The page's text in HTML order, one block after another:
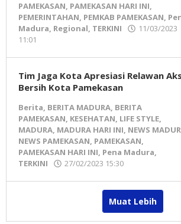
PAMEKASAN, PAMEKASAN HARI INI,
PEMERINTAHAN, PEMKAB PAMEKASAN,
Madura, Regional, TERKINI
11/03/2023
11:01
Tim Jaga Kota Apresiasi Relawan
Bersih Kota Pamekasan
Berita, BERITA MADURA, BERITA
PAMEKASAN, KESEHATAN, LIFE STYLE,
MADURA, MADURA HARI INI, NEWS
NEWS PAMEKASAN, PAMEKASAN,
PAMEKASAN HARI INI, Pena Madura,
TERKINI
27/02/2023 15:30
Muat Lebih